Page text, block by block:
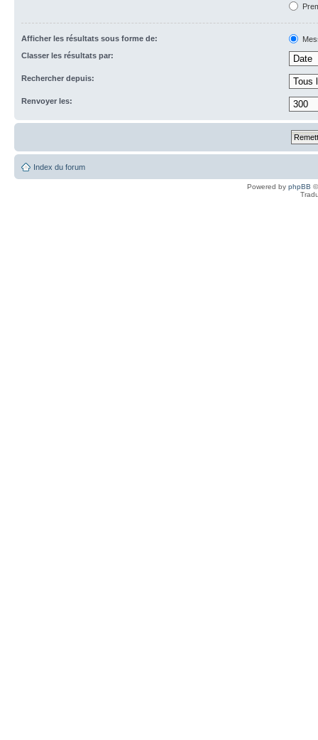
Afficher les résultats sous forme de:
Classer les résultats par:
Rechercher depuis:
Renvoyer les:
Index du forum
Powered by phpBB